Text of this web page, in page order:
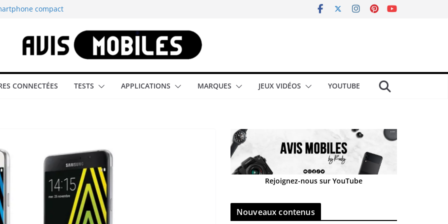
compact
tous les
smartphone
CONNECTÉES TESTS APPLICATIONS MARQUES JEUX VIDÉOS YOUTUBE
Rejoignez-nous sur YouTube
Nouveaux contenus